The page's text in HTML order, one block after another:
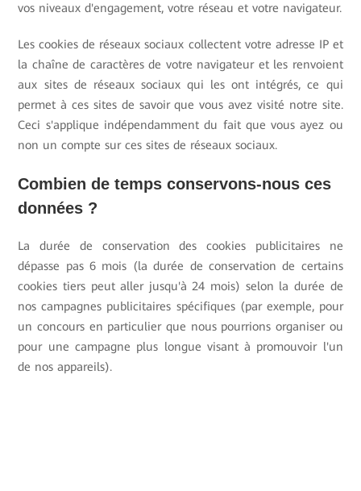
vos niveaux d'engagement, votre réseau et votre navigateur.
Les cookies de réseaux sociaux collectent votre adresse IP et
la chaîne de caractères de votre navigateur et les renvoient
aux sites de réseaux sociaux qui les ont intégrés, ce qui
permet à ces sites de savoir que vous avez visité notre site.
Ceci s'applique indépendamment du fait que vous ayez ou
non un compte sur ces sites de réseaux sociaux.
Combien de temps conservons-nous ces
données ?
La durée de conservation des cookies publicitaires ne
dépasse pas 6 mois (la durée de conservation de certains
cookies tiers peut aller jusqu'à 24 mois) selon la durée de
nos campagnes publicitaires spécifiques (par exemple, pour
un concours en particulier que nous pourrions organiser ou
pour une campagne plus longue visant à promouvoir l'un
de nos appareils).